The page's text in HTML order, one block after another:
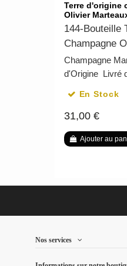
Terre d'origine
Olivier
144-Bouteille
Champagne
Champagne
d'Origine Livré
En Stock
31,00 €
Ajouter au
Nos services